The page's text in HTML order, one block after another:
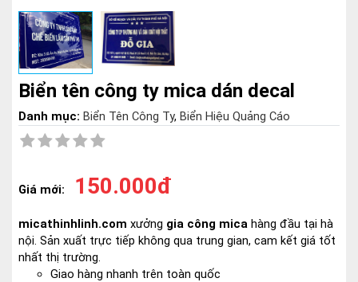
Biển tên công ty mica dán decal
Danh mục: Biển Tên Công Ty, Biển Hiệu Quảng Cáo
Giá mới: 150.000đ
micathinhlinh.com xưởng gia công mica hàng đầu tại hà
nội. Sản xuất trực tiếp không qua trung gian, cam kết giá tốt
nhất thị trường.
Giao hàng nhanh trên toàn quốc